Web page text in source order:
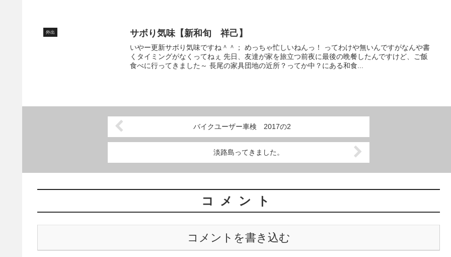
外出 サボり気味【新和旬 祥己】
いやー更新サボり気味ですね＾＾； めっちゃ忙しいねんっ！ ってわけや無いんですがなんや書
くタイミングがなくってねぇ 先日、友達が家を旅立つ前夜に最後の晩餐したんですけど、ご飯
食べに行ってきました～ 長尾の家具団地の近所？ってか中？にある和食...
バイクユーザー車検 2017の2
淡路島ってきました。
コメント
コメントを書き込む